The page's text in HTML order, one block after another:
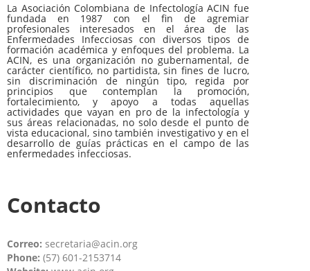
La Asociación Colombiana de Infectología ACIN fue
fundada en 1987 con el fin de agremiar
profesionales interesados en el área de las
Enfermedades Infecciosas con diversos tipos de
formación académica y enfoques del problema. La
ACIN, es una organización no gubernamental, de
carácter científico, no partidista, sin fines de lucro,
sin discriminación de ningún tipo, regida por
principios que contemplan la promoción,
fortalecimiento, y apoyo a todas aquellas
actividades que vayan en pro de la infectología y
sus áreas relacionadas, no solo desde el punto de
vista educacional, sino también investigativo y en el
desarrollo de guías prácticas en el campo de las
enfermedades infecciosas.
Contacto
Correo: secretaria@acin.org
Phone: (57) 601-2153714